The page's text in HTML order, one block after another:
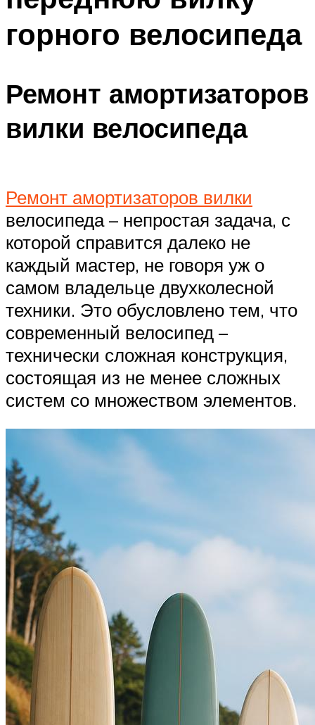
горного велосипеда
Ремонт амортизаторов
вилки велосипеда
Ремонт амортизаторов вилки
велосипеда – непростая задача, с
которой справится далеко не
каждый мастер, не говоря уж о
самом владельце двухколесной
техники. Это обусловлено тем, что
современный велосипед –
технически сложная конструкция,
состоящая из не менее сложных
систем со множеством элементов.